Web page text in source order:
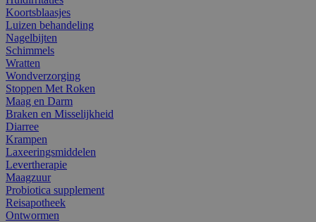
Koortsblaasjes
Luizen behandeling
Nagelbijten
Schimmels
Wratten
Wondverzorging
Stoppen Met Roken
Maag en Darm
Braken en Misselijkheid
Diarree
Krampen
Laxeeringsmiddelen
Levertherapie
Maagzuur
Probiotica supplement
Reisapotheek
Ontwormen